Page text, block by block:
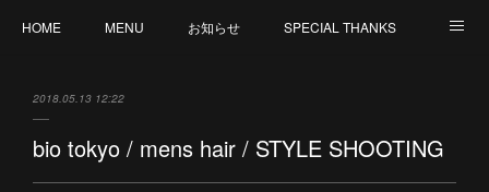
HOME MENU お知らせ SPECIAL THANKS
2018.05.13 12:22
bio tokyo / mens hair / STYLE SHOOTING